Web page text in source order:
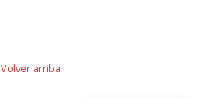
Volver arriba